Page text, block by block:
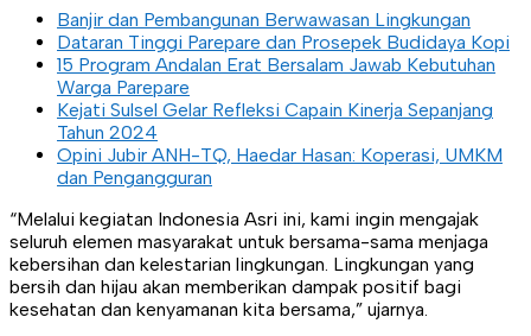
Banjir dan Pembangunan Berwawasan Lingkungan
Dataran Tinggi Parepare dan Prosepek Budidaya Kopi
15 Program Andalan Erat Bersalam Jawab Kebutuhan
Warga Parepare
Kejati Sulsel Gelar Refleksi Capain Kinerja Sepanjang
Tahun 2024
Opini Jubir ANH-TQ, Haedar Hasan: Koperasi, UMKM
dan Pengangguran
“Melalui kegiatan Indonesia Asri ini, kami ingin mengajak
seluruh elemen masyarakat untuk bersama-sama menjaga
kebersihan dan kelestarian lingkungan. Lingkungan yang
bersih dan hijau akan memberikan dampak positif bagi
kesehatan dan kenyamanan kita bersama,” ujarnya.